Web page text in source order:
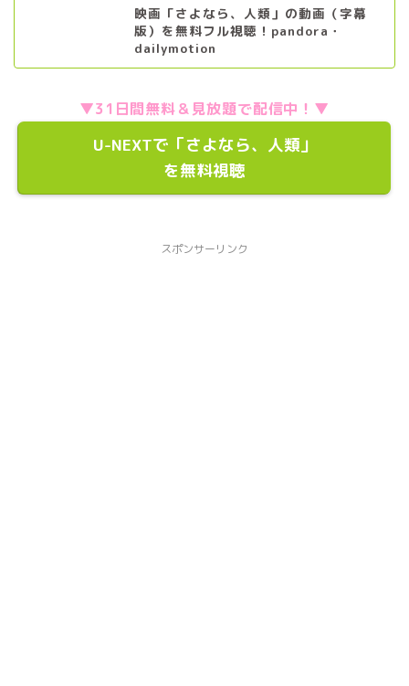
映画「さよなら、人類」の動画（字幕
版）を無料フル視聴！pandora・
dailymotion
▼31日間無料＆見放題で配信中！▼
U-NEXTで「さよなら、人類」
を無料視聴
スポンサーリンク